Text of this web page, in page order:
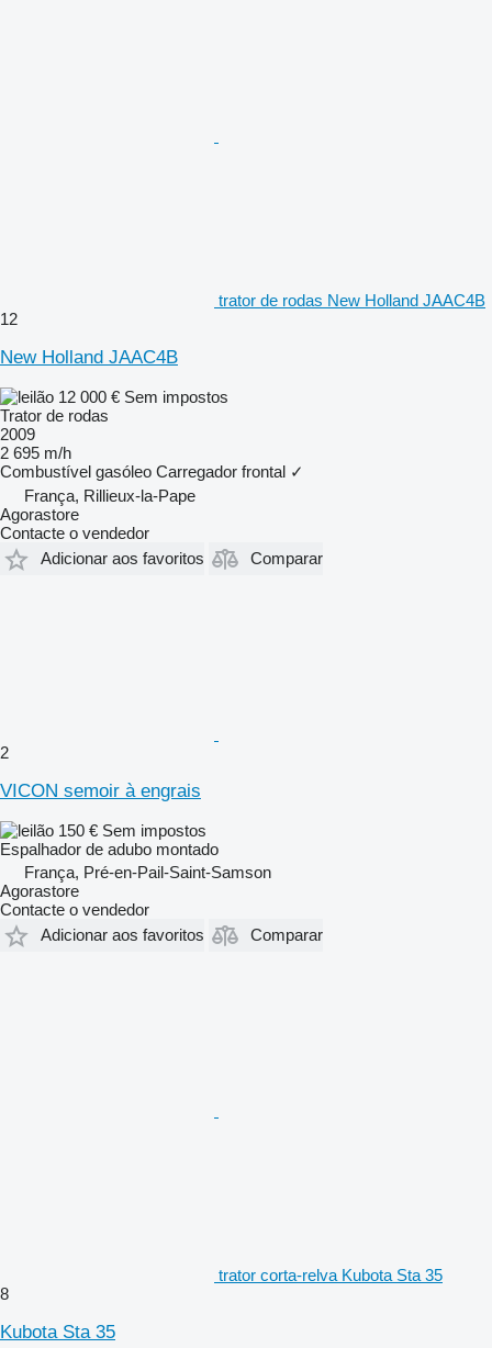
trator de rodas New Holland JAAC4B
12
New Holland JAAC4B
12 000 € Sem impostos
Trator de rodas
2009
2 695 m/h
Combustível gasóleo Carregador frontal ✓
França, Rillieux-la-Pape
Agorastore
Contacte o vendedor
Adicionar aos favoritos
Comparar
2
VICON semoir à engrais
150 € Sem impostos
Espalhador de adubo montado
França, Pré-en-Pail-Saint-Samson
Agorastore
Contacte o vendedor
Adicionar aos favoritos
Comparar
trator corta-relva Kubota Sta 35
8
Kubota Sta 35